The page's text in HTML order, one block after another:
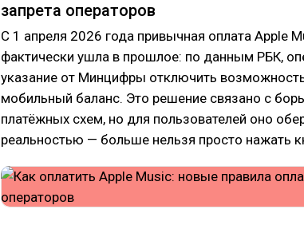
запрета операторов
С 1 апреля 2026 года привычная оплата Apple
фактически ушла в прошлое: по данным РБК,
указание от Минцифры отключить
мобильный баланс. Это решение связано с
платёжных схем, но для пользователей оно
реальностью — больше нельзя просто нажать